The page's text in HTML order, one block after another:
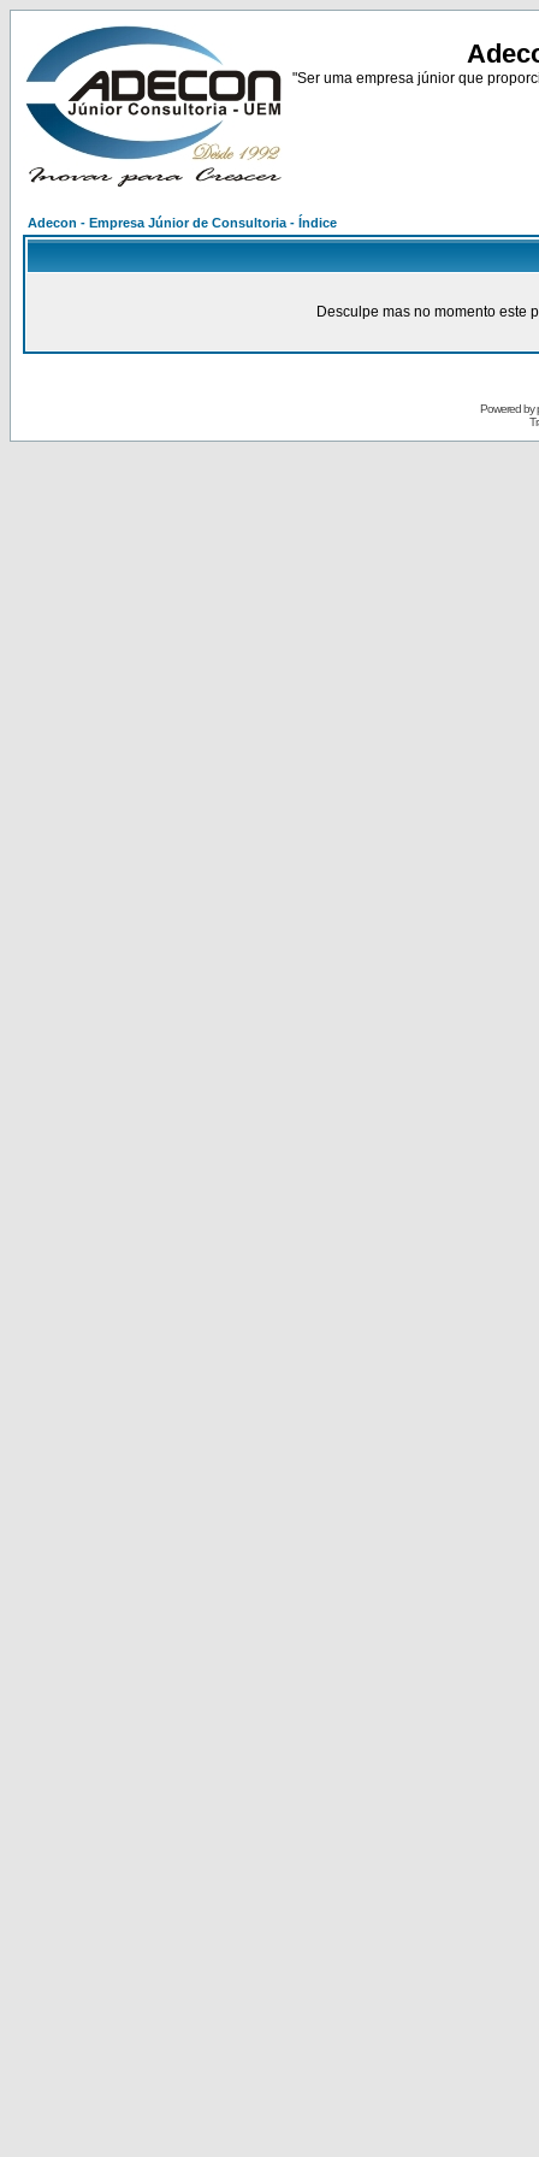
"Ser uma empresa júnior que
Adecon - Empresa Júnior de Consultoria - Índice
Desculpe mas no momento este
Powered by